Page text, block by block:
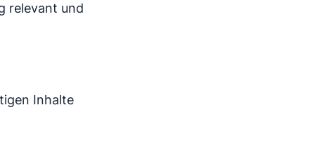
relevant und
Inhalte